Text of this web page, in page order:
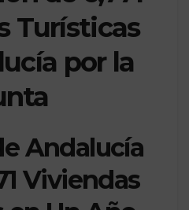
Turísticas
por la
Andalucía
Viviendas